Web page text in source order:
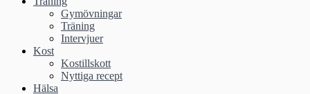
Gymövningar
Träning
Intervjuer
Kost
Kostillskott
Nyttiga recept
Hälsa